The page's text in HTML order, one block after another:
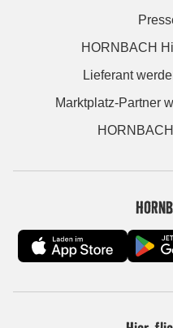
HORNBACH
Lieferant
Marktplatz-Partner